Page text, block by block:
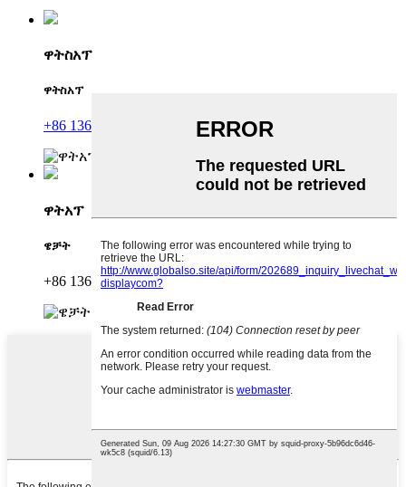
ዋትስአፕ
ዋትስአፕ
+86 13630098457
ዋትአፕ
ዌቻት
+86 13630098457